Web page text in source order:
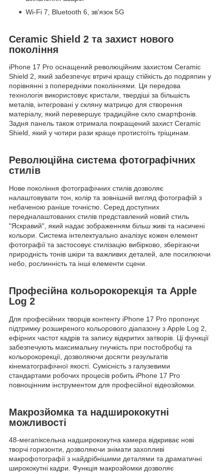
Wi-Fi 7, Bluetooth 6, зв'язок 5G
Ceramic Shield 2 та захист нового
покоління
iPhone 17 Pro оснащений революційним захистом Ceramic
Shield 2, який забезпечує втричі кращу стійкість до подряпин у
порівнянні з попередніми поколіннями. Ця передова
технологія використовує кристали, твердіші за більшість
металів, інтегровані у скляну матрицю для створення
матеріалу, який перевершує традиційне скло смартфонів.
Задня панель також отримала покращений захист Ceramic
Shield, який у чотири рази краще протистоїть тріщинам.
Революційна система фотографічних
стилів
Нове покоління фотографічних стилів дозволяє
налаштовувати тон, колір та зовнішній вигляд фотографій з
небаченою раніше точністю. Серед доступних
передналаштованих стилів представлений новий стиль
"Яскравий", який надає зображенням більш живі та насичені
кольори. Система інтелектуально аналізує кожен елемент
фотографії та застосовує стилізацію вибірково, зберігаючи
природність тонів шкіри та важливих деталей, але посилюючи
небо, рослинність та інші елементи сцени.
Професійна кольорокорекція та Apple
Log 2
Для професійних творців контенту iPhone 17 Pro пропонує
підтримку розширеного кольорового діапазону з Apple Log 2,
ефірних частот кадрів та запису відкритих затворів. Ці функції
забезпечують максимальну гнучкість при постобробці та
кольорокорекції, дозволяючи досягти результатів
кінематографічної якості. Сумісність з галузевими
стандартами робочих процесів робить iPhone 17 Pro
повноцінним інструментом для професійної відеозйомки.
Макрозйомка та надширококутні
можливості
48-мегапіксельна надширококутна камера відкриває нові
творчі горизонти, дозволяючи знімати захопливі
макрофотографії з найдрібнішими деталями та драматичні
ширококутні кадри. Функція макрозйомки дозволяє